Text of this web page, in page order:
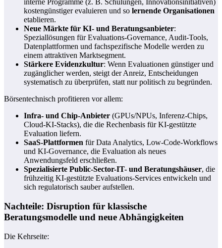
interne Programme (z. B. Schulungen, Innovationsinitiativen)
kostengünstiger evaluieren und so lernende Organisationen
etablieren.
Neue Märkte für KI- und Beratungsanbieter:
Speziallösungen für Evaluations-Governance, Audit-Tools,
Datenplattformen und fachspezifische Modelle werden zu
einem attraktiven Marktsegment.
Stärkere Evidenzkultur: Wenn Evaluationen günstiger und
zugänglicher werden, steigt der Anreiz, Entscheidungen
systematisch zu überprüfen, statt nur politisch zu begründen.
Börsentechnisch profitieren vor allem:
Infra- und Chip-Anbieter (GPUs/NPUs, Inferenz-Chips,
Cloud-KI-Stacks), die die Rechenbasis für KI-gestützte
Evaluation liefern.
SaaS-Plattformen für Data Analytics, Low-Code-Workflows
und KI-Governance, die Evaluation als neues
Anwendungsfeld erschließen.
Spezialisierte Public-Sector-IT- und Beratungshäuser, die
frühzeitig KI-gestützte Evaluations-Services entwickeln und
sich regulatorisch sauber aufstellen.
Nachteile: Disruption für klassische
Beratungsmodelle und neue Abhängigkeiten
Die Kehrseite: